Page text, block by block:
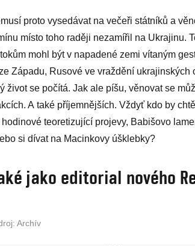
proto vysedávat na večeři státníků a
místo toho raději nezamířil na Ukrajinu.
mohl být v napadené zemi vítaným
Západu, Rusové ve vraždění ukrajinských
život se počítá. Jak ale píšu, věnovat se
A také příjemnějších. Vždyť kdo by
teoretizující projevy, Babišovo
si dívat na Macinkovy úšklebky?
jako editorial nového
Archív